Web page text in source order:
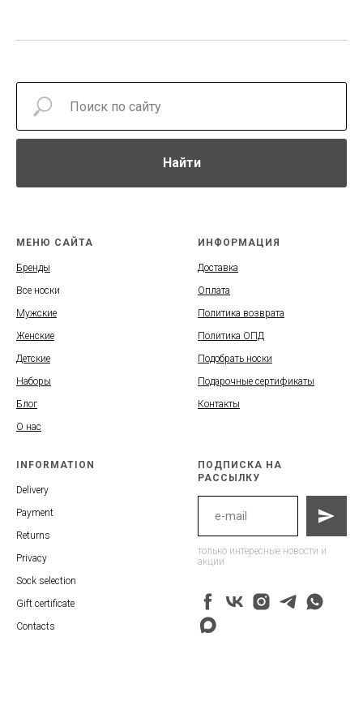
Найти
МЕНЮ САЙТА
Бренды
Все носки
Мужские
Женские
Детские
Наборы
Блог
О нас
ИНФОРМАЦИЯ
Доставка
Оплата
Политика возврата
Политика ОПД
Подобрать носки
Подарочные сертификаты
Контакты
INFORMATION
Delivery
Payment
Returns
Privacy
Sock selection
Gift certificate
Contacts
ПОДПИСКА НА
РАССЫЛКУ
только интересные новости и
акции